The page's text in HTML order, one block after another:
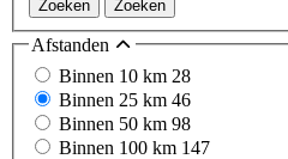
Zoeken Zoeken
Afstanden
Binnen 10 km 28
Binnen 25 km 46
Binnen 50 km 98
Binnen 100 km 147